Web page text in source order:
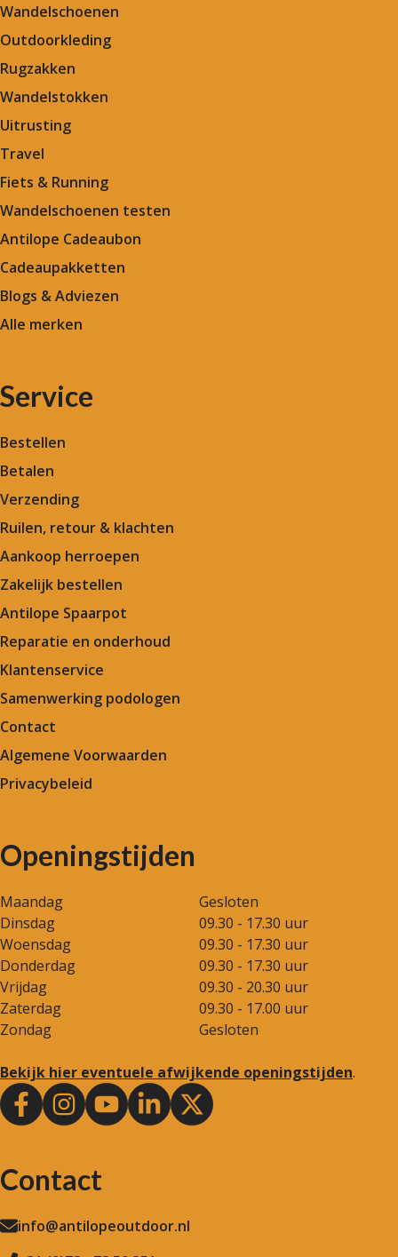
Wandelschoenen
Outdoorkleding
Rugzakken
Wandelstokken
Uitrusting
Travel
Fiets & Running
Wandelschoenen testen
Antilope Cadeaubon
Cadeaupakketten
Blogs & Adviezen
Alle merken
Service
Bestellen
Betalen
Verzending
Ruilen, retour & klachten
Aankoop herroepen
Zakelijk bestellen
Antilope Spaarpot
Reparatie en onderhoud
Klantenservice
Samenwerking podologen
Contact
Algemene Voorwaarden
Privacybeleid
Openingstijden
Maandag
Gesloten
Dinsdag
09.30 - 17.30 uur
Woensdag
09.30 - 17.30 uur
Donderdag
09.30 - 17.30 uur
Vrijdag
09.30 - 20.30 uur
Zaterdag
09.30 - 17.00 uur
Zondag
Gesloten
Bekijk hier eventuele afwijkende openingstijden.
Contact
info@antilopeoutdoor.nl